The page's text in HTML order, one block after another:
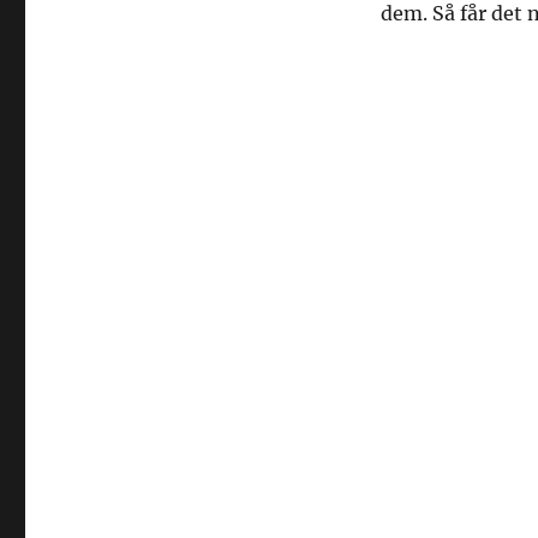
dem. Så får det